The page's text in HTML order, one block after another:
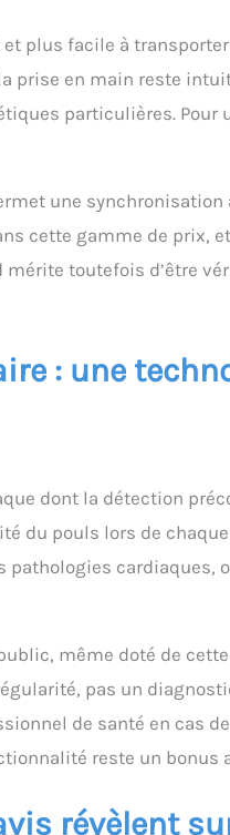
plus facile à
prise en main reste
particulières. Pour
une
cette gamme de prix,
toutefois d’être
: une
dont la détection
du pouls lors de
cardiaques,
même doté de
pas un
de santé en cas
reste un bonus
révèlent